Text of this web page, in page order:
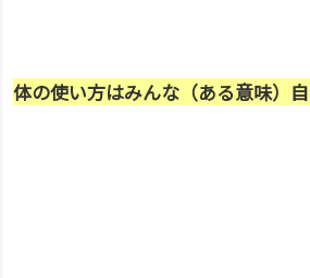
体の使い方はみんな（ある意味）自